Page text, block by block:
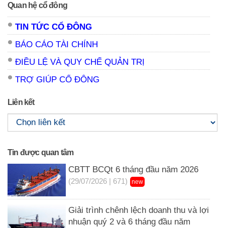
Quan hệ cổ đông
TIN TỨC CỔ ĐÔNG
BÁO CÁO TÀI CHÍNH
ĐIỀU LỆ VÀ QUY CHẾ QUẢN TRỊ
TRỢ GIÚP CỔ ĐÔNG
Liên kết
Tin được quan tâm
CBTT BCQt 6 tháng đầu năm 2026
(29/07/2026 | 671) new
Giải trình chênh lệch doanh thu và lợi
nhuận quý 2 và 6 tháng đầu năm